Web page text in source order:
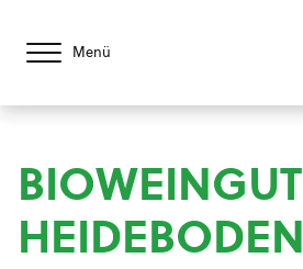
Menü
BIOWEINGUT
HEIDEBODEN